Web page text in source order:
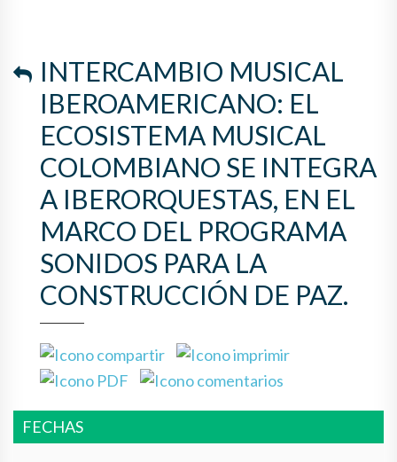
MARCO DEL PROGRAMA
SONIDOS PARA LA
CONSTRUCCIÓN DE PAZ.
INTERCAMBIO MUSICAL
IBEROAMERICANO: EL
ECOSISTEMA MUSICAL
COLOMBIANO SE INTEGRA
A IBERORQUESTAS, EN EL
MARCO DEL PROGRAMA
SONIDOS PARA LA
CONSTRUCCIÓN DE PAZ.
FECHAS